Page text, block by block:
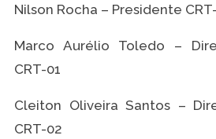
Nilson Rocha – Presidente
Marco Aurélio Toledo –
CRT-01
Cleiton Oliveira Santos –
CRT-02